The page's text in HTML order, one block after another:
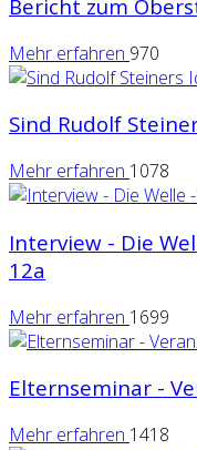
Bericht zum
Mehr erfahren 970
Sind Rudolf
Mehr erfahren 1078
Interview - Die
12a
Mehr erfahren 1699
Elternseminar -
Mehr erfahren 1418